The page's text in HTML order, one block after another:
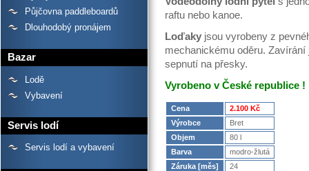
Půjčovna paddleboardů
Dlouhodobý pronájem
Bazar
Lodě
Vybavení
Servis lodí
Servis lodí a vybavení
raftu nebo kanoe.
Loďaky jsou vyrobeny z
mechanickému oděru.
sepnutí na přesky.
Vyrobeno v České republice !
Cena
2.100 Kč
Výrobce
Bret
Objem
80 l
Barva
modro-žlutá
Záruka [měs]
24